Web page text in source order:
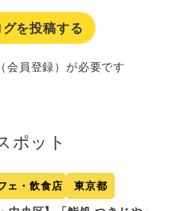
を投稿する
会員登録）が必要です
ポット
ェ・飲食店 東京都